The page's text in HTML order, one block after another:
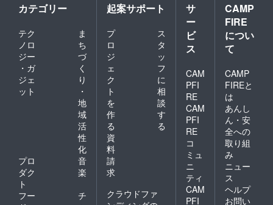
カテゴリー
テク
ノロ
ジー
・ガ
ジェ
ット
ま
ち
づ
く
り
・
地
域
活
性
化
プロ
ダク
ト
音
楽
フー
チ
起案サポート
プ
ロ
ジ
ェ
ク
ト
を
作
る
ス
タ
ッ
フ
に
相
談
す
る
資
料
請
求
クラウドファ
サ
ー
ビ
ス
CAM
PFI
RE
CAM
PFI
RE
コ
ミュ
ニ
ティ
CAM
PFI
CAMP
FIRE
につい
て
CAMP
FIREと
は
あんし
ん・安
全への
取り組
み
ニュー
ス
ヘルプ
お問い